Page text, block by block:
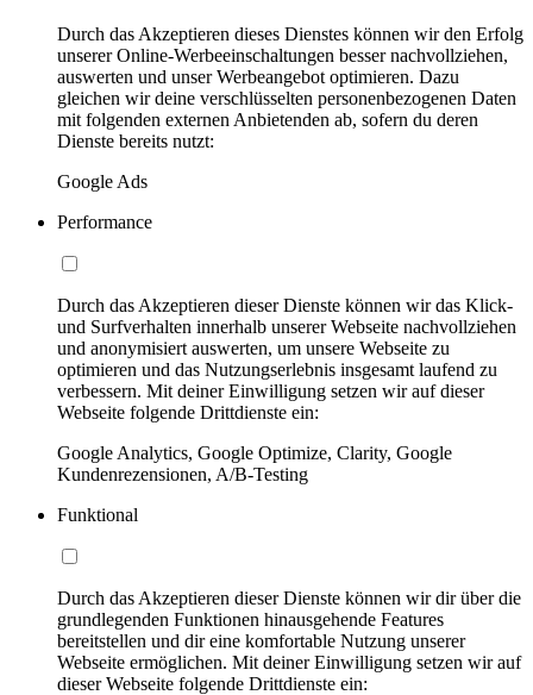
Durch das Akzeptieren dieses Dienstes können wir den Erfolg
unserer Online-Werbeeinschaltungen besser nachvollziehen,
auswerten und unser Werbeangebot optimieren. Dazu
gleichen wir deine verschlüsselten personenbezogenen Daten
mit folgenden externen Anbietenden ab, sofern du deren
Dienste bereits nutzt:
Google Ads
Performance
Durch das Akzeptieren dieser Dienste können wir das Klick-
und Surfverhalten innerhalb unserer Webseite nachvollziehen
und anonymisiert auswerten, um unsere Webseite zu
optimieren und das Nutzungserlebnis insgesamt laufend zu
verbessern. Mit deiner Einwilligung setzen wir auf dieser
Webseite folgende Drittdienste ein:
Google Analytics, Google Optimize, Clarity, Google
Kundenrezensionen, A/B-Testing
Funktional
Durch das Akzeptieren dieser Dienste können wir dir über die
grundlegenden Funktionen hinausgehende Features
bereitstellen und dir eine komfortable Nutzung unserer
Webseite ermöglichen. Mit deiner Einwilligung setzen wir auf
dieser Webseite folgende Drittdienste ein: